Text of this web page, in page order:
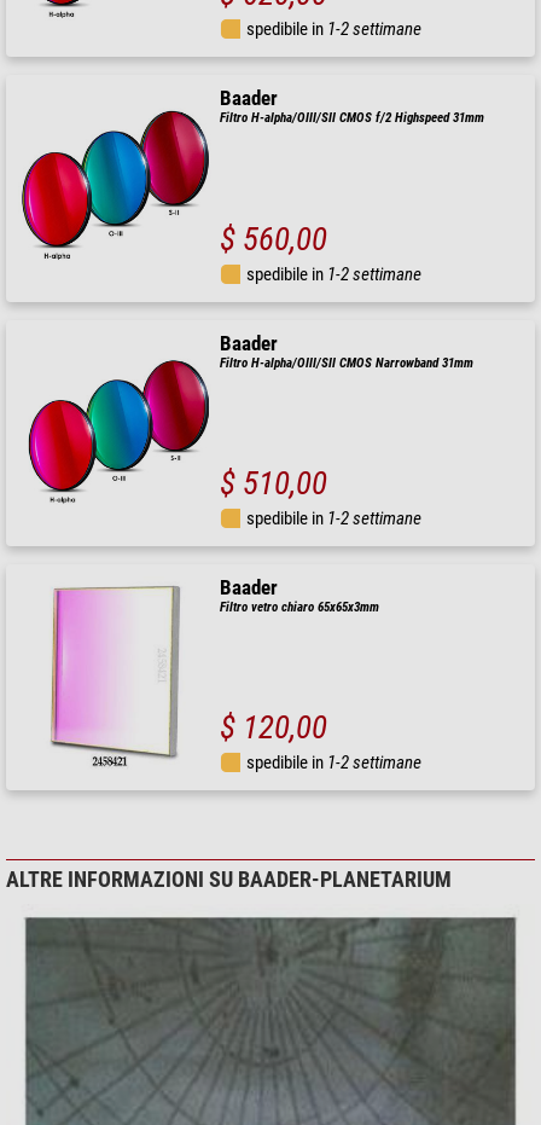
spedibile in 1-2 settimane
Baader
Filtro H-alpha/OIII/SII CMOS f/2 Highspeed 31mm
$ 560,00
spedibile in 1-2 settimane
Baader
Filtro H-alpha/OIII/SII CMOS Narrowband 31mm
$ 510,00
spedibile in 1-2 settimane
Baader
Filtro vetro chiaro 65x65x3mm
$ 120,00
spedibile in 1-2 settimane
ALTRE INFORMAZIONI SU BAADER-PLANETARIUM